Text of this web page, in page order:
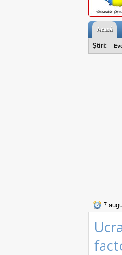
Acasă
Ştiri:
7